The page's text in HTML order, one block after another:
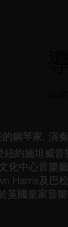
鋼琴家, 演
紐約施坦威
化中心音樂
Harris及巴
英國皇家音